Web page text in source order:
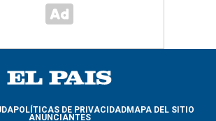
POLÍTICAS DE PRIVACIDADMAPA DEL SITIO
ANUNCIANTES